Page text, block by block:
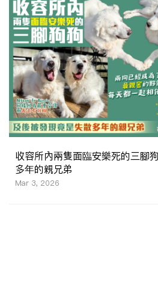
收容所內兩隻面臨安樂死的三腳
多年的親兄弟
Mar 3, 2026